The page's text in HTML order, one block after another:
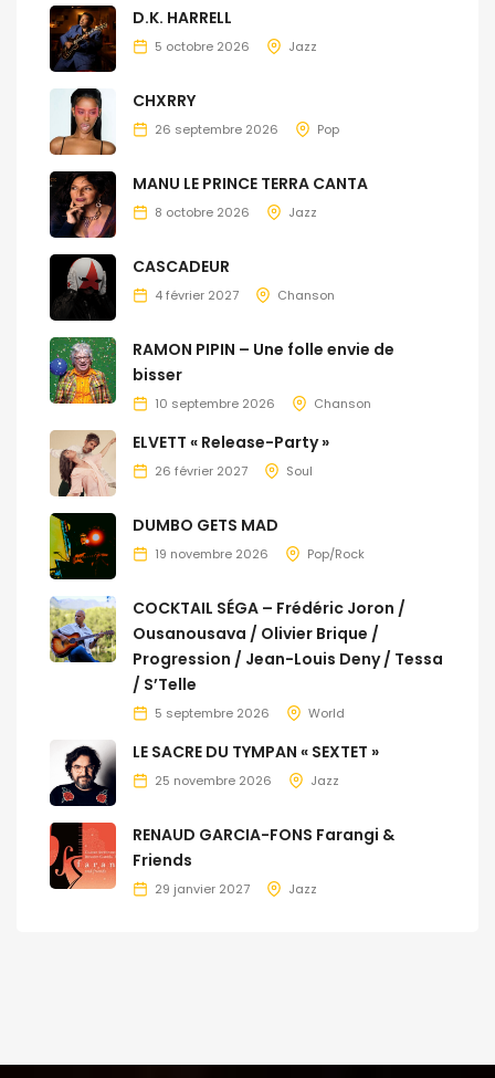
D.K. HARRELL
5 octobre 2026 Jazz
CHXRRY
26 septembre 2026 Pop
MANU LE PRINCE TERRA CANTA
8 octobre 2026 Jazz
CASCADEUR
4 février 2027 Chanson
RAMON PIPIN – Une folle envie de
bisser
10 septembre 2026 Chanson
ELVETT « Release-Party »
26 février 2027 Soul
DUMBO GETS MAD
19 novembre 2026 Pop/Rock
COCKTAIL SÉGA – Frédéric Joron /
Ousanousava / Olivier Brique /
Progression / Jean-Louis Deny / Tessa
/ S’Telle
5 septembre 2026 World
LE SACRE DU TYMPAN « SEXTET »
25 novembre 2026 Jazz
RENAUD GARCIA-FONS Farangi &
Friends
29 janvier 2027 Jazz